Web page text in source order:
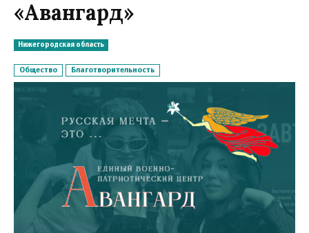
«Авангард»
Нижегородская область
Общество Благотворительность